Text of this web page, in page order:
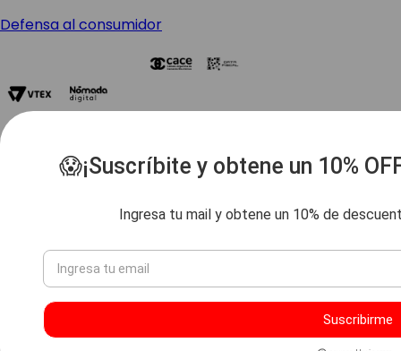
Defensa al consumidor
😱¡Suscríbite y obtene un 10%
Ingresa tu mail y obtene un 10% de
Suscribirme